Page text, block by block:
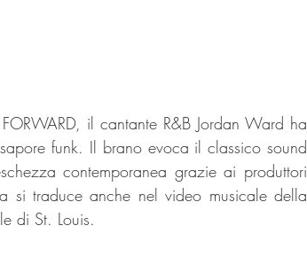
il cantante R&B Jordan Ward ha
funk. Il brano evoca il classico sound
contemporanea grazie ai produttori
si traduce anche nel video musicale della
di St. Louis.